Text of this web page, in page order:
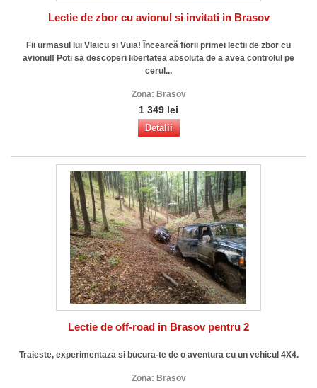
Lectie de zbor cu avionul si invitati in Brasov
Fii urmasul lui Vlaicu si Vuia! Încearcă fiorii primei lectii de zbor cu
avionul! Poti sa descoperi libertatea absoluta de a avea controlul pe
cerul...
Zona: Brasov
1 349 lei
Detalii
Lectie de off-road in Brasov pentru 2
Traieste, experimentaza si bucura-te de o aventura cu un vehicul 4X4.
Zona: Brasov